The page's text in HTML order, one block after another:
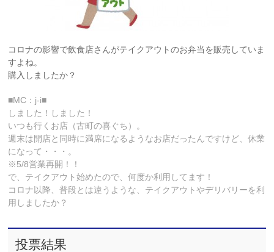
コロナの影響で飲食店さんがテイクアウトのお弁当を販売していま
すよね。
購入しましたか？
■MC：j-i■
しました！しました！
いつも行くお店（古町の喜ぐち）。
週末は開店と同時に満席になるようなお店だったんですけど、休業
になって・・・。
※5/8営業再開！！
で、テイクアウト始めたので、何度か利用してます！
コロナ以降、普段とは違うような、テイクアウトやデリバリーを利
用しましたか？
投票結果